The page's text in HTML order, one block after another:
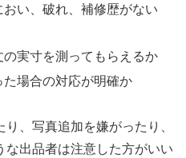
い、破れ、補修歴がない
実寸を測ってもらえるか
場合の対応が明確か
、写真追加を嫌がったり、
な出品者は注意した方がいい